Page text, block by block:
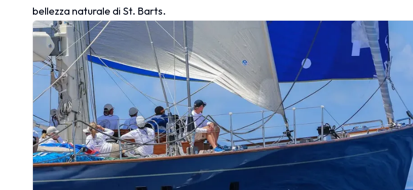
bellezza naturale di St. Barts.